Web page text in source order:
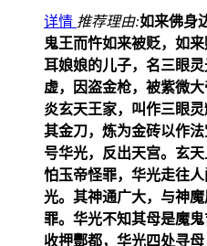
详情 推荐理由:如来佛身
鬼王而忤如来被贬，如
耳娘娘的儿子，名三眼
虚，因盗金枪，被紫微
炎玄天王家，叫作三眼
其金刀，炼为金砖以作
号华光，反出天宫。玄
怕玉帝怪罪，华光走往
光。其神通广大，与神
罪。华光不知其母是魔
收押酆都，华光四处寻